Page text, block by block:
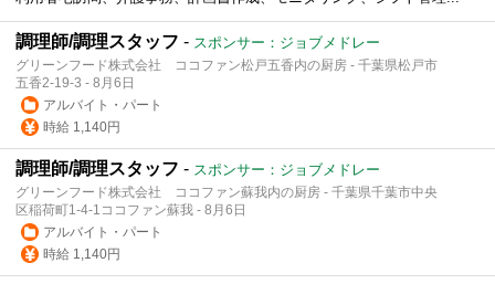
調理師/調理スタッフ - スポンサー：ジョブメドレー
グリーンフード株式会社 ココファン松戸五香内の厨房 - 千葉県松戸市
五香2-19-3 - 8月6日
アルバイト・パート
時給 1,140円
調理師/調理スタッフ - スポンサー：ジョブメドレー
グリーンフード株式会社 ココファン蘇我内の厨房 - 千葉県千葉市中央
区稲荷町1-4-1ココファン蘇我 - 8月6日
アルバイト・パート
時給 1,140円